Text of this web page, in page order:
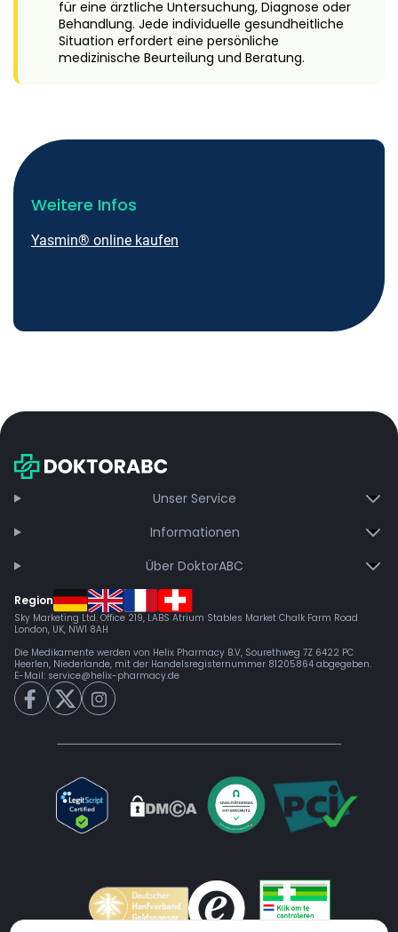
für eine ärztliche Untersuchung, Diagnose oder
Behandlung. Jede individuelle gesundheitliche
Situation erfordert eine persönliche
medizinische Beurteilung und Beratung.
Weitere Infos
Yasmin® online kaufen
Unser Service
Informationen
Über DoktorABC
Region
Sky Marketing Ltd. Office 219, LABS Atrium Stables Market Chalk Farm Road
London, UK, NW1 8AH
Die Medikamente werden von Helix Pharmacy B.V, Sourethweg 7Z 6422 PC
Heerlen, Niederlande, mit der Handelsregisternummer 81205864 abgegeben.
E-Mail: service@helix-pharmacy.de